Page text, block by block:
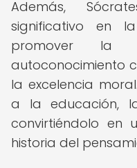
Además,
significativo en
promover la
autoconocimiento
la excelencia
a la educación,
convirtiéndolo en
historia del